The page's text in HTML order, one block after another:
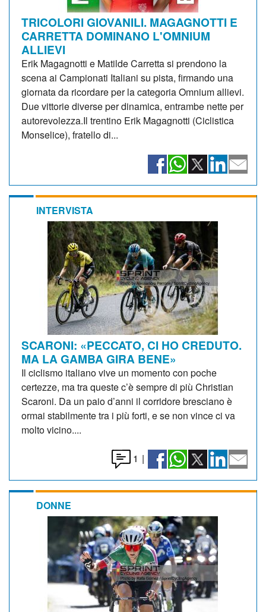
TRICOLORI GIOVANILI. MAGAGNOTTI E
CARRETTA DOMINANO L'OMNIUM
ALLIEVI
Erik Magagnotti e Matilde Carretta si prendono la
scena ai Campionati Italiani su pista, firmando una
giornata da ricordare per la categoria Omnium allievi.
Due vittorie diverse per dinamica, entrambe nette per
autorevolezza.Il trentino Erik Magagnotti (Ciclistica
Monselice), fratello di...
INTERVISTA
SCARONI: «PECCATO, CI HO CREDUTO.
MA LA GAMBA GIRA BENE»
Il ciclismo italiano vive un momento con poche
certezze, ma tra queste c’è sempre di più Christian
Scaroni. Da un paio d’anni il corridore bresciano è
ormai stabilmente tra i più forti, e se non vince ci va
molto vicino....
1 |
DONNE